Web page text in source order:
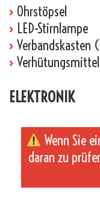
› Ohrstöpsel
› LED-Stirnlampe
› Verbandskasten
› Verhütungsmittel
ELEKTRONIK
Wenn Sie
daran zu